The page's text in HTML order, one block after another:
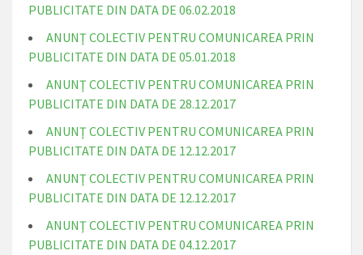
PUBLICITATE DIN DATA DE 06.02.2018
ANUNŢ COLECTIV PENTRU COMUNICAREA PRIN
PUBLICITATE DIN DATA DE 05.01.2018
ANUNŢ COLECTIV PENTRU COMUNICAREA PRIN
PUBLICITATE DIN DATA DE 28.12.2017
ANUNŢ COLECTIV PENTRU COMUNICAREA PRIN
PUBLICITATE DIN DATA DE 12.12.2017
ANUNŢ COLECTIV PENTRU COMUNICAREA PRIN
PUBLICITATE DIN DATA DE 12.12.2017
ANUNŢ COLECTIV PENTRU COMUNICAREA PRIN
PUBLICITATE DIN DATA DE 04.12.2017